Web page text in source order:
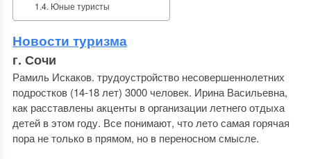
Юные туристы
Новости туризма
г. Сочи
Рамиль Искаков. трудоустройство несовершеннолетних
подростков (14-18 лет) 3000 человек. Ирина Васильевна,
как расставлены акценты в организации летнего отдыха
детей в этом году. Все понимают, что лето самая горячая
пора не только в прямом, но в переносном смысле.